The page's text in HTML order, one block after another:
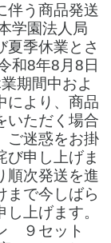
伴う商品発送
学園法人局
夏季休業とさ
和8年8月8日
期間中およ
により、商品
いただく場合
ご迷惑をお掛
び申し上げま
順次発送を進
まで今しばら
上げます。
９セット